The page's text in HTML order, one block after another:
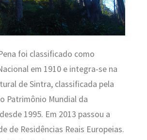
foi classificado como
em 1910 e integra-se na
de Sintra, classificada pela
Patrimônio Mundial da
1995. Em 2013 passou a
de Residências Reais Europeias.